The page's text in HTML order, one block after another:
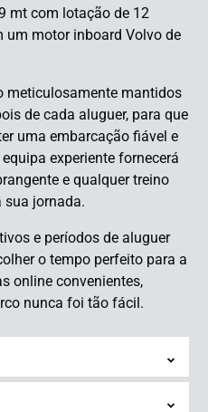
mt com lotação de 12
um motor inboard Volvo de
meticulosamente mantidos
de cada aluguer, para que
uma embarcação fiável e
experiente fornecerá
e qualquer treino
sua jornada.
e períodos de aluguer
o tempo perfeito para a
online convenientes,
nunca foi tão fácil.